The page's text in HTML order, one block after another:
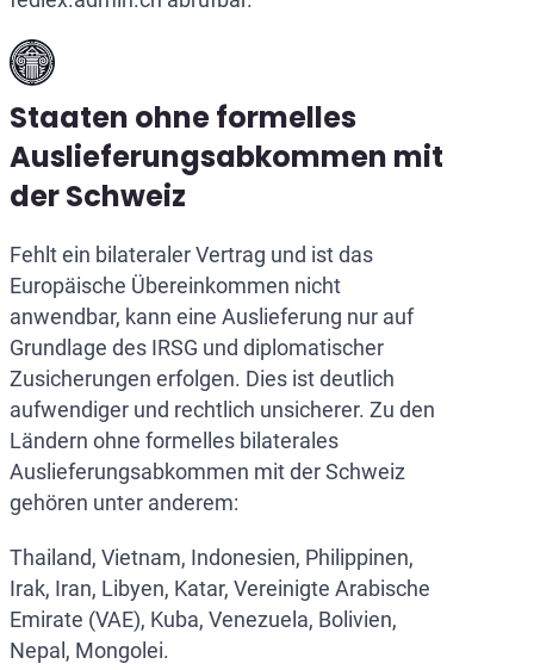
Staaten ohne formelles
Auslieferungsabkommen mit
der Schweiz
Fehlt ein bilateraler Vertrag und ist das
Europäische Übereinkommen nicht
anwendbar, kann eine Auslieferung nur auf
Grundlage des IRSG und diplomatischer
Zusicherungen erfolgen. Dies ist deutlich
aufwendiger und rechtlich unsicherer. Zu den
Ländern ohne formelles bilaterales
Auslieferungsabkommen mit der Schweiz
gehören unter anderem:
Thailand, Vietnam, Indonesien, Philippinen,
Irak, Iran, Libyen, Katar, Vereinigte Arabische
Emirate (VAE), Kuba, Venezuela, Bolivien,
Nepal, Mongolei.